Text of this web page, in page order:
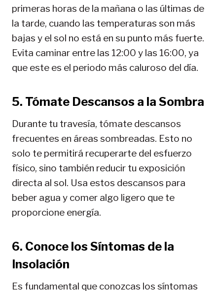
primeras horas de la mañana o las últimas de
la tarde, cuando las temperaturas son más
bajas y el sol no está en su punto más fuerte.
Evita caminar entre las 12:00 y las 16:00, ya
que este es el periodo más caluroso del día.
5. Tómate Descansos a la Sombra
Durante tu travesía, tómate descansos
frecuentes en áreas sombreadas. Esto no
solo te permitirá recuperarte del esfuerzo
físico, sino también reducir tu exposición
directa al sol. Usa estos descansos para
beber agua y comer algo ligero que te
proporcione energía.
6. Conoce los Síntomas de la
Insolación
Es fundamental que conozcas los síntomas